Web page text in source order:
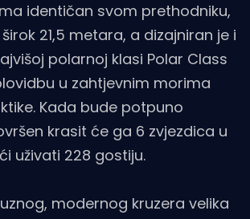
identičan svom prethodniku,
21,5 metara, a dizajniran je i
polarnoj klasi Polar Class
u zahtjevnim morima
Kada bude potpuno
krasit će ga 6 zvjezdica u
uživati 228 gostiju.
modernog kruzera velika